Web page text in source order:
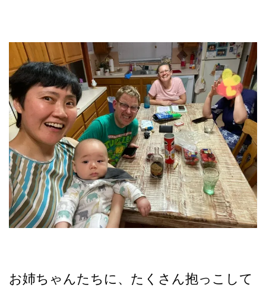
お姉ちゃんたちに、たくさん抱っこして